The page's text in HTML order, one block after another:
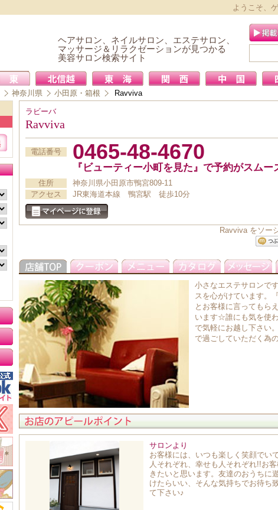
ようこそ、
ヘアサロン、ネイルサロン、エステサロン、
マッサージ＆リラクゼーションが見つかる
美容サロン検索サイト
神奈川県 小田原・箱根 Ravviva
ラビーバ
Ravviva
電話番号 0465-48-4670
『ビューティー小町を見た』で予約がスムー
住所
神奈川県小田原市鴨宮809-11
アクセス
JR東海道本線 鴨宮駅 徒歩10分
Ravviva をソー
小さなエステサロンで
スを心がけています。
とお客様に言ってもら
います☆誰にも気を使
で気軽にお越し下さい
で過ごしていただく為
サロンより
お客様には、いつも楽しく笑顔でい
人それぞれ、幸せも人それぞれ!!お
きたいと思います。友達のおうちに
けたらいい、そんな気持ちでお待ち
て下さい♪